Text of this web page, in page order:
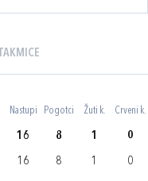
Nastupi Pogotci Žuti k. Crveni k.
16 8 1 0
16 8 1 0